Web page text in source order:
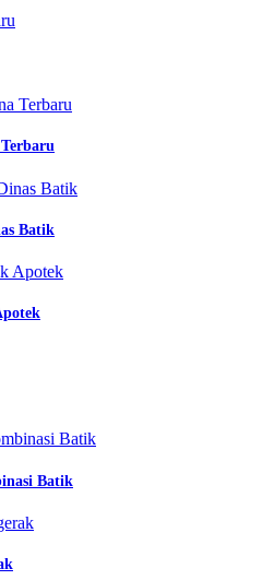
Batik
Batik